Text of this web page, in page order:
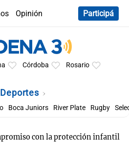
Opinión
Participá
Córdoba Rosario
Deportes
Boca Juniors River Plate Rugby
con la protección infantil